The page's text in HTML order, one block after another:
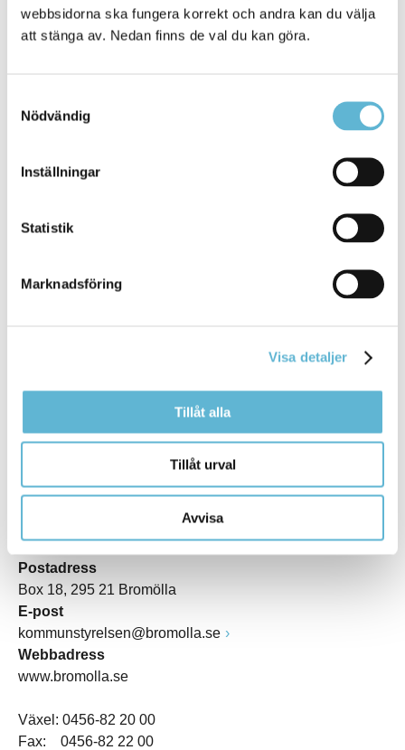
webbsidorna ska fungera korrekt och andra kan du välja
att stänga av. Nedan finns de val du kan göra.
Nödvändig
Inställningar
Statistik
Marknadsföring
Visa detaljer
Tillåt alla
Tillåt urval
Avvisa
Katharina Olin
Avfallsplanerare Bromölla kommun
Skriv ut
Kommunhuset, Storgatan 48
Postadress
Box 18, 295 21 Bromölla
E-post
kommunstyrelsen@bromolla.se
Webbadress
www.bromolla.se
Växel: 0456-82 20 00
Fax: 0456-82 22 00